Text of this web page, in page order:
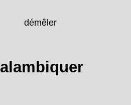
démêler
alambiquer